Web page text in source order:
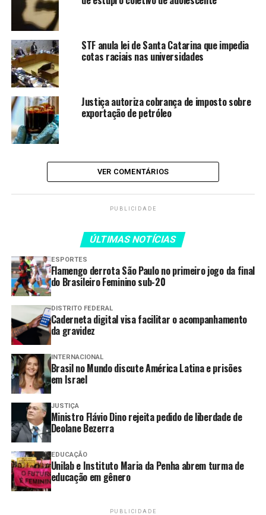
preventiva por medidas cautelares, como o pagamento
de fiança de R$ 100 mil, uso de tornozeleira eletrônica,
proibição de acesso a repartições policiais e de contato
com outros investigados.
LEIA TAMBÉM
Ministro Flávio Dino rejeita
pedido de liberdade de Deolane
Bezerra
Operação da PF desarticula
de drogas
TRE-RJ realiza plantão para
regularização de eleitores
Justiça ordena internação de
coletivo de adolescente
STF anula lei de Santa Catarina
universidades
Em nota à imprensa, o advogado Daniel Bialski
expressou alívio com a decisão. Segundo a defesa, o
delegado foi vítima de coação ilegal.
“Reitera-se que é
inadmissível no Brasil se
STF anula lei de Santa Catarina que impedia
cotas raciais nas universidades
Justiça autoriza cobrança de imposto sobre
exportação de petróleo
VER COMENTÁRIOS
PUBLICIDADE
ÚLTIMAS NOTÍCIAS
ESPORTES
Flamengo derrota São Paulo no primeiro jogo da final
do Brasileiro Feminino sub-20
DISTRITO FEDERAL
Caderneta digital visa facilitar o acompanhamento
da gravidez
INTERNACIONAL
Brasil no Mundo discute América Latina e prisões
em Israel
JUSTIÇA
Ministro Flávio Dino rejeita pedido de liberdade de
Deolane Bezerra
EDUCAÇÃO
Unilab e Instituto Maria da Penha abrem turma de
educação em gênero
PUBLICIDADE